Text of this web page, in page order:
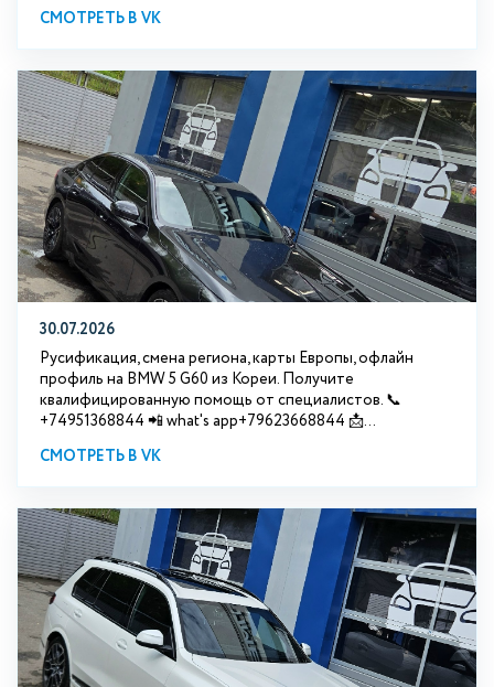
СМОТРЕТЬ В VK
30.07.2026
Русификация, смена региона, карты Европы, офлайн
профиль на BMW 5 G60 из Кореи. Получите
квалифицированную помощь от специалистов. 📞
+74951368844 📲 what's app+79623668844 📩...
СМОТРЕТЬ В VK